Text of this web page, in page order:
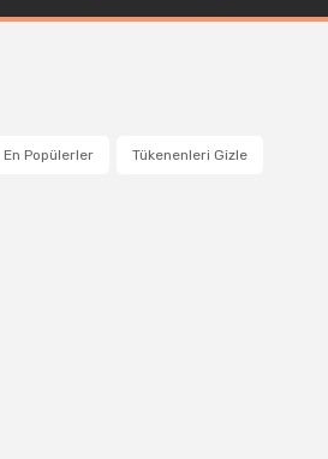
En Popülerler Tükenenleri Gizle